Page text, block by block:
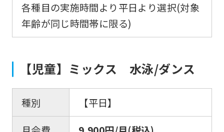
各種目の実施時間より平日より選択(対象
年齢が同じ時間帯に限る)
【児童】ミックス 水泳/ダンス
種別
【平日】